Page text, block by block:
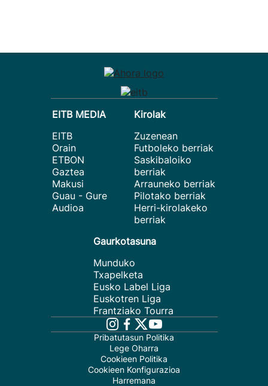
EITB MEDIA
EITB
Orain
ETBON
Gaztea
Makusi
Guau - Gure
Audioa
Kirolak
Zuzenean
Futboleko berriak
Saskibaloiko
berriak
Arrauneko berriak
Pilotako berriak
Herri-kirolakeko
berriak
Gaurkotasuna
Munduko
Txapelketa
Eusko Label Liga
Euskotren Liga
Frantziako Tourra
Pribatutasun Politika
Lege Oharra
Cookieen Politika
Cookieen Konfigurazioa
Harremana